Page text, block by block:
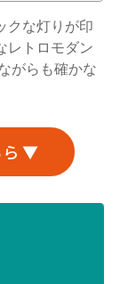
クな灯りが印
レトロモダン
がらも確かな
ら ▼